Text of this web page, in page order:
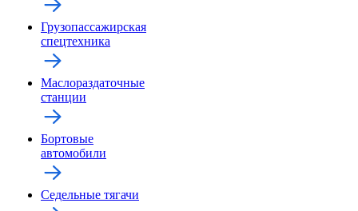
Грузопассажирская
спецтехника
Маслораздаточные
станции
Бортовые
автомобили
Седельные тягачи